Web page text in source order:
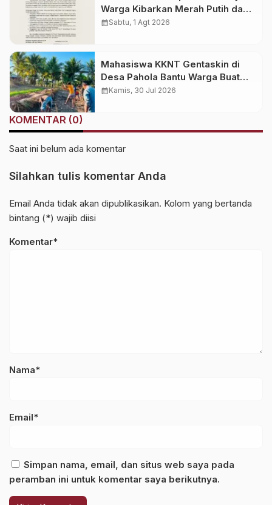
Warga Kibarkan Merah Putih dan
Semarakkan HUT Ke-81 RI
calendar_monthSabtu, 1 Agt 2026
Mahasiswa KKNT Gentaskin di
Desa Pahola Bantu Warga Buat
Bedengan Sayur untuk Cegah
calendar_monthKamis, 30 Jul 2026
KOMENTAR (0)
Saat ini belum ada komentar
Silahkan tulis komentar Anda
Email Anda tidak akan dipublikasikan. Kolom yang bertanda
bintang (*) wajib diisi
Komentar*
Nama*
Email*
Simpan nama, email, dan situs web saya pada
peramban ini untuk komentar saya berikutnya.